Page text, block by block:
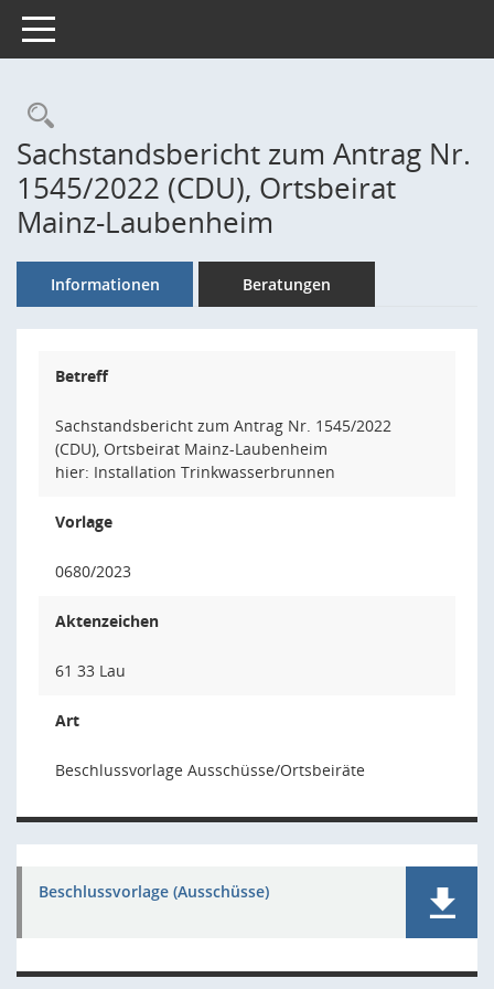
Toggle navigation
Rechercheauswahl
Sachstandsbericht zum Antrag Nr.
1545/2022 (CDU), Ortsbeirat
Mainz-Laubenheim
Informationen Beratungen
Betreff
Sachstandsbericht zum Antrag Nr. 1545/2022
(CDU), Ortsbeirat Mainz-Laubenheim
hier: Installation Trinkwasserbrunnen
Vorlage
0680/2023
Aktenzeichen
61 33 Lau
Art
Beschlussvorlage Ausschüsse/Ortsbeiräte
Beschlussvorlage (Ausschüsse)